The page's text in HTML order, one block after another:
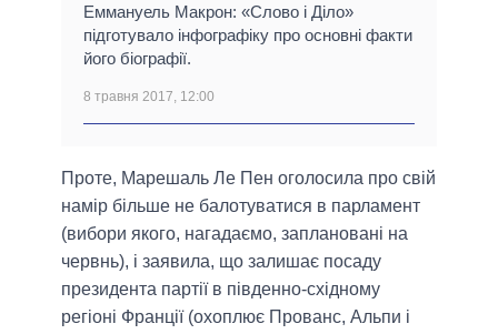
Еммануель Макрон: «Слово і Діло»
підготувало інфографіку про основні факти
його біографії.
8 травня 2017, 12:00
Проте, Марешаль Ле Пен оголосила про свій
намір більше не балотуватися в парламент
(вибори якого, нагадаємо, заплановані на
червнь), і заявила, що залишає посаду
президента партії в південно-східному
регіоні Франції (охоплює Прованс, Альпи і